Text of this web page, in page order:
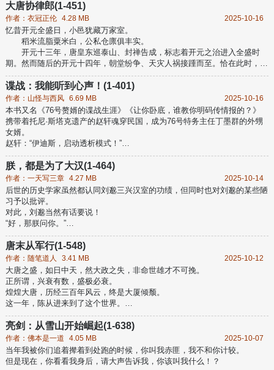
入秦。
不是说我投秦吗？
好，那我就如你所愿！
从此，我就是六国的劫！
那年风雪，公孙劫白衣胜雪，孤身入秦。嬴政不顾群臣阻拦，亲自出函
谷三十里，请公孙劫同乘！
大唐协律郎(1-451)
作者：衣冠正伦 4.28 MB 2025-10-16
忆昔开元全盛日，小邑犹藏万家室。
稻米流脂粟米白，公私仓廪俱丰实。
开元十三年，唐皇东巡泰山、封禅告成，标志着开元之治进入全盛时
期。然而随后的开元十四年，朝堂纷争、天灾人祸接踵而至。恰在此时，一
个后世的灵魂来到了这个世界。
内兴邦国，外克强敌；
大唐协律郎，谱盛世华章；
锦绣山河舞未竟，一曲雄歌致太平！
谍战：我能听到心声！(1-401)
作者：山怪与西风 6.69 MB 2025-10-16
本书又名《76号赘婿的谍战生涯》《让你卧底，谁教你明码传情报的？》
携带着托尼·斯塔克遗产的赵轩魂穿民国，成为76号特务主任丁墨群的外甥
女婿。
赵轩：“伊迪斯，启动透析模式！”
（目标心理透析成功，文件透视成功）
“启动扫描模式！”
（目标确认，背景、身份、爱好.....扫描生成）
赵轩这如履薄冰的人生，直到他启动通讯模式，画风完全变了......
76号特务主任：“我上一秒才制定的计划，你告诉我转眼就出现在军统局座
办公桌上了？”
特高课课长：“哟西，这个计划天衣无缝！纳尼？天衣无缝的计划
朕，都是为了大汉(1-464)
作者：一天写三章 4.27 MB 2025-10-14
后世的历史学家虽然都认同刘邈三兴汉室的功绩，但同时也对刘邈的某些陋
习予以批评。
对此，刘邈当然有话要说！
“好，那朕问你。”
“朕虽然是个穿越者，还是汉室宗亲。但是朕的人格魅力能比过刘备那个魅
魔吗？嗯？”
“朕问你，朕如果不是娶了陆逊、吕蒙、孙策他们的娘，他们能死心塌地的
为朕卖命吗？嗯？”
“你先别管好不好人妻，朕就问你，这大汉到底有没有三兴？嗯？回答朕！
看着朕的眼睛回答朕！”
对于一切的污蔑，刘邈都予以否认！
唐末从军行(1-548)
作者：随笔道人 3.41 MB 2025-10-12
大唐之盛，如日中天，然大政之失，非命世雄才不可挽。
正所谓，兴衰有数，盛极必衰。
煌煌大唐，历经三百年风云，终是大厦倾颓。
这一年，陈从进来到了这个世界。
他将终结这个乱世
亮剑：从雪山开始崛起(1-638)
作者：佛本是一道 4.05 MB 2025-10-07
当年我被你们追着撵着到处跑的时候，你叫我赤匪，我不和你计较。
但是现在，你看看我身后，请大声告诉我，你该叫我什么！？